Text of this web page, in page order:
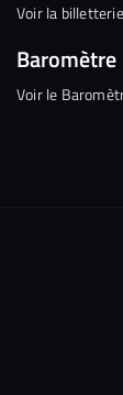
Voir la billetterie
Baromètre
Voir le